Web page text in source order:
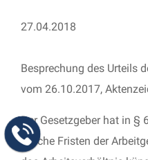
27.04.2018
Besprechung des Urteils
vom 26.10.2017,
Der Gesetzgeber hat in §
welche Fristen der